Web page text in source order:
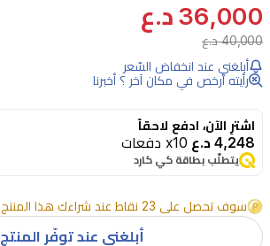
لطافة
عطر
للجنسين
بنوتات
القرفة
الطيب
والبرغموت.
36,000 د.ع
40,000 د.ع
أبلغني عند انخفاض السّعر
رأيته أرخص في مكان آخر ؟ أخبرنا
اشترِ الآن، ادفع لاحقاً
4,248 د.ع x10 دفعات
يتطلّب بطاقة كي كارد
سوف تحصل على 23 نقاط عند شراءك هذا المنتج
أبلغني عند توفّر المنتج